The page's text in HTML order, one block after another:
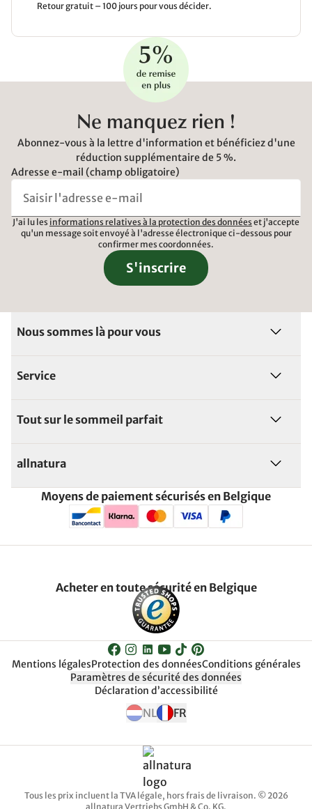
Retour gratuit – 100 jours pour vous décider.
Ne manquez rien !
Abonnez-vous à la lettre d'information et bénéficiez d'une
réduction supplémentaire de 5 %.
Adresse e-mail (champ obligatoire)
J'ai lu les informations relatives à la protection des données et j'accepte
qu'un message soit envoyé à l'adresse électronique ci-dessous pour
confirmer mes coordonnées.
S'inscrire
Nous sommes là pour vous
Service
Tout sur le sommeil parfait
allnatura
Moyens de paiement sécurisés en Belgique
Acheter en toute sécurité en Belgique
Mentions légalesProtection des donnéesConditions générales
Paramètres de sécurité des données
Déclaration d’accessibilité
NL FR
Tous les prix incluent la TVA légale, hors frais de livraison. © 2026
allnatura Vertriebs GmbH & Co. KG.